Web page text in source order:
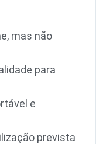
mas não
para
e
prevista